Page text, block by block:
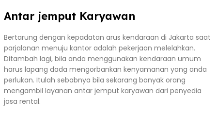
Antar jemput Karyawan
Bertarung dengan kepadatan arus kendaraan di Jakarta saat
parjalanan menuju kantor adalah pekerjaan melelahkan.
Ditambah lagi, bila anda menggunakan kendaraan umum
harus lapang dada mengorbankan kenyamanan yang anda
perlukan. Itulah sebabnya bila sekarang banyak orang
mengambil layanan antar jemput karyawan dari penyedia
jasa rental.